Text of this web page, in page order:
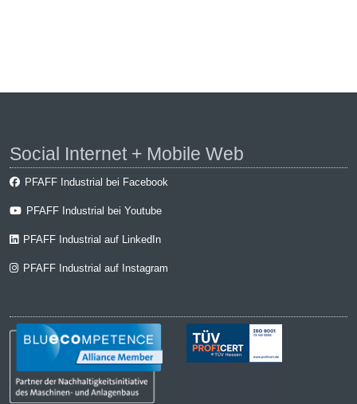
Social Internet + Mobile Web
PFAFF Industrial bei Facebook
PFAFF Industrial bei Youtube
PFAFF Industrial auf LinkedIn
PFAFF Industrial auf Instagram